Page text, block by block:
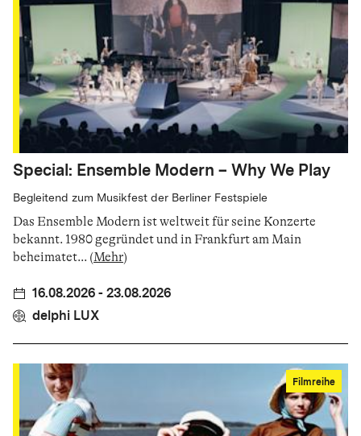
Special: Ensemble Modern – Why We Play
Begleitend zum Musikfest der Berliner Festspiele
Das Ensemble Modern ist weltweit für seine Konzerte
bekannt. 1980 gegründet und in Frankfurt am Main
beheimatet... (Mehr)
16.08.2026 - 23.08.2026
delphi LUX
Filmreihe